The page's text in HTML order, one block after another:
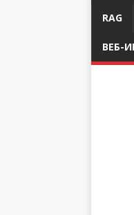
RAG
ВЕБ-